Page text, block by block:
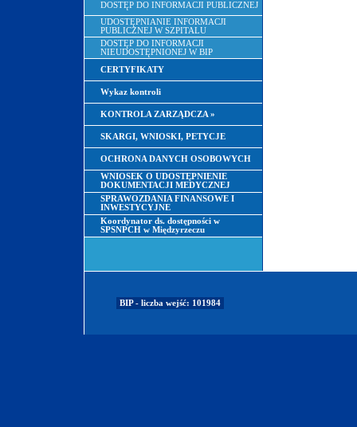
DOSTĘP DO INFORMACJI PUBLICZNEJ
UDOSTĘPNIANIE INFORMACJI
PUBLICZNEJ W SZPITALU
DOSTĘP DO INFORMACJI
NIEUDOSTĘPNIONEJ W BIP
CERTYFIKATY
Wykaz kontroli
KONTROLA ZARZĄDCZA »
SKARGI, WNIOSKI, PETYCJE
OCHRONA DANYCH OSOBOWYCH
WNIOSEK O UDOSTĘPNIENIE
DOKUMENTACJI MEDYCZNEJ
SPRAWOZDANIA FINANSOWE I
INWESTYCYJNE
Koordynator ds. dostępności w
SPSNPCH w Międzyrzeczu
BIP - liczba wejść: 101984